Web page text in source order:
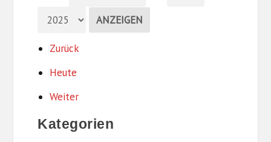
Zurück
Heute
Weiter
Kategorien